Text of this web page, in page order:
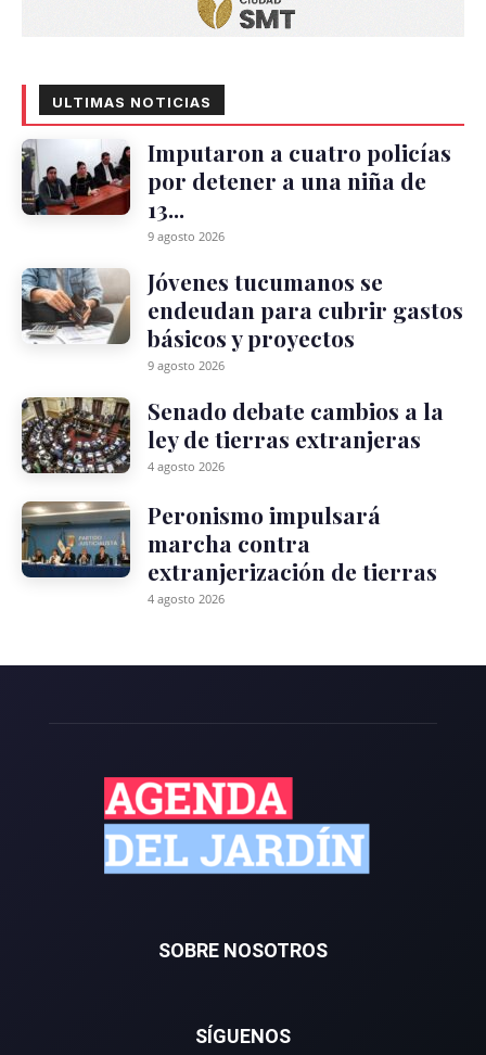
ULTIMAS NOTICIAS
Imputaron a cuatro policías
por detener a una niña de
13...
9 agosto 2026
Jóvenes tucumanos se
endeudan para cubrir gastos
básicos y proyectos
9 agosto 2026
Senado debate cambios a la
ley de tierras extranjeras
4 agosto 2026
Peronismo impulsará
marcha contra
extranjerización de tierras
4 agosto 2026
SOBRE NOSOTROS
SÍGUENOS